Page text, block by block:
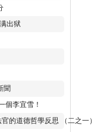
出狱
聞
個李宜雪！
的道德哲學反思 （二之一）